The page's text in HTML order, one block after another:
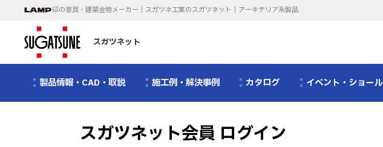
印の家具・建築金物メーカー｜スガツネ工業のスガツネット｜アーキテリア系製品
スガツネット
製品情報・CAD・取説 施工例・解決事例 カタログ イベント・ショー
スガツネット会員 ログイン